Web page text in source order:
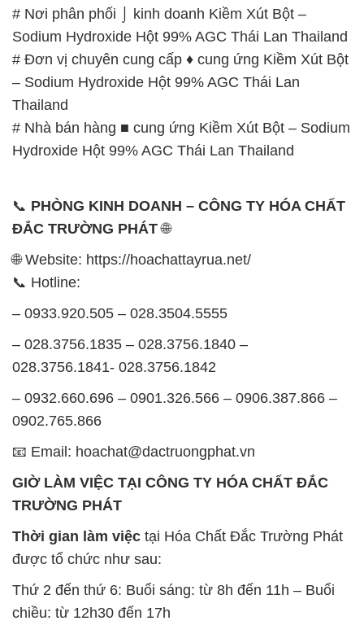
# Nơi phân phối ⌡ kinh doanh Kiềm Xút Bột –
Sodium Hydroxide Hột 99% AGC Thái Lan Thailand
# Đơn vị chuyên cung cấp ♦ cung ứng Kiềm Xút Bột
– Sodium Hydroxide Hột 99% AGC Thái Lan
Thailand
# Nhà bán hàng ■ cung ứng Kiềm Xút Bột – Sodium
Hydroxide Hột 99% AGC Thái Lan Thailand
📞 PHÒNG KINH DOANH – CÔNG TY HÓA CHẤT
ĐẮC TRƯỜNG PHÁT🌐
🌐 Website: https://hoachattayrua.net/
📞 Hotline:
– 0933.920.505 – 028.3504.5555
– 028.3756.1835 – 028.3756.1840 –
028.3756.1841- 028.3756.1842
– 0932.660.696 – 0901.326.566 – 0906.387.866 –
0902.765.866
📧 Email: hoachat@dactruongphat.vn
GIỜ LÀM VIỆC TẠI CÔNG TY HÓA CHẤT ĐẮC
TRƯỜNG PHÁT
Thời gian làm việc tại Hóa Chất Đắc Trường Phát
được tổ chức như sau:
Thứ 2 đến thứ 6: Buổi sáng: từ 8h đến 11h – Buổi
chiều: từ 12h30 đến 17h